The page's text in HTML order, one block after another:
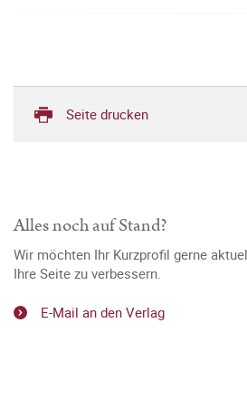
Seite drucken
Alles noch auf Stand?
Wir möchten Ihr Kurzprofil gerne
Ihre Seite zu verbessern.
E-Mail an den Verlag